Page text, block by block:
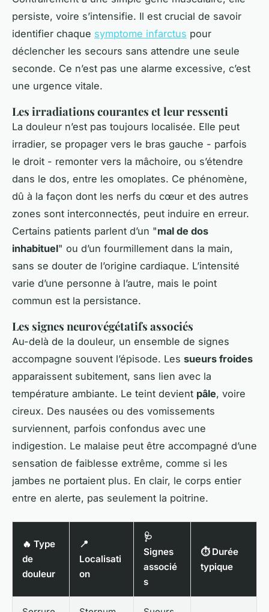
persiste, voire s’intensifie. Il est crucial de savoir
identifier chaque symptome infarctus pour
déclencher les secours sans attendre une seule
seconde. Ce n’est pas une alarme excessive, c’est
une urgence vitale.
Les irradiations courantes et leur ressenti
La douleur n’est pas toujours localisée. Elle peut
irradier, se propager vers le bras gauche - parfois
le droit - remonter vers la mâchoire, ou s’étendre
dans le dos, entre les omoplates. Ce phénomène,
dû à la façon dont les nerfs du cœur et des autres
zones sont interconnectés, peut induire en erreur.
Certains patients parlent d’un "mal de dos
inhabituel" ou d’un fourmillement dans la main,
sans se douter de l’origine cardiaque. L’intensité
varie d’une personne à l’autre, mais le point
commun est la persistance.
Les signes neurovégétatifs associés
Au-delà de la douleur, un ensemble de signes
accompagne souvent l’épisode. Les sueurs froides
apparaissent subitement, sans lien avec la
température ambiante. Le teint devient pâle, voire
cireux. Des nausées ou des vomissements
surviennent, parfois confondus avec une
indigestion. Le malaise peut être accompagné d’une
sensation de faiblesse extrême, comme si les
jambes ne portaient plus. En clair, le corps entier
entre en alerte, pas seulement la poitrine.
🔥 Type
de
douleur
📍
Localisati
on
🩺
Signes
associé
s
⏱️ Durée
typique